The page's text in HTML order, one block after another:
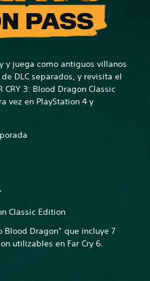
y juega como antiguos villanos
DLC separados, y revisita el
3: Blood Dragon Classic
vez en PlayStation 4 y
Classic Edition
Blood Dragon” que incluye 7
utilizables en Far Cry 6.